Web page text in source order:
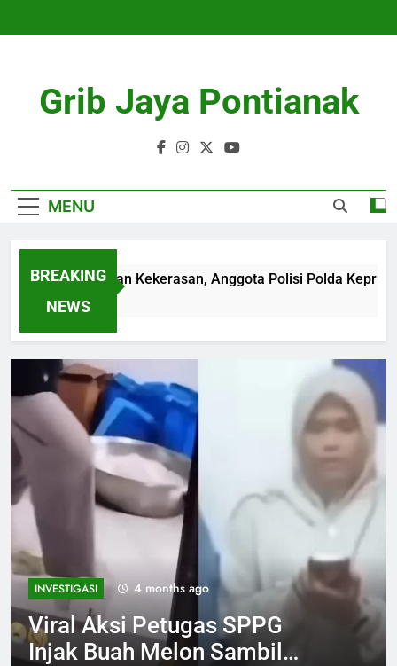
Grib Jaya Pontianak
MENU
BREAKING
NEWS
Korban Kekerasan, Anggota Polisi Polda Kepri
Months Ago
INVESTIGASI 4 months ago
Viral Aksi Petugas SPPG
Injak Buah Melon Sambil